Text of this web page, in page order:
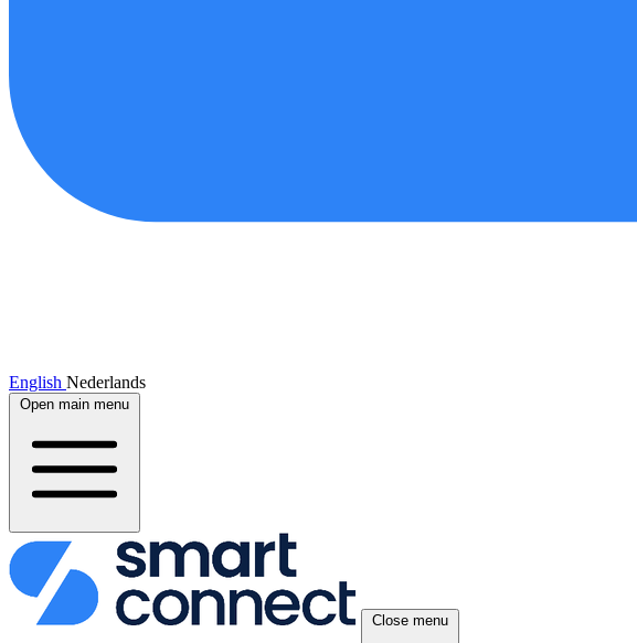
English Nederlands
Open main menu
Close menu